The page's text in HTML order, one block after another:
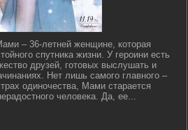
– 36-летней женщине, которая
спутника жизни. У героини есть
друзей, готовых выслушать и
Нет лишь самого главного –
одиночества, Мами старается
человека. Да, ее...